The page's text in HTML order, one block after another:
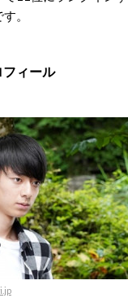
。
ィール